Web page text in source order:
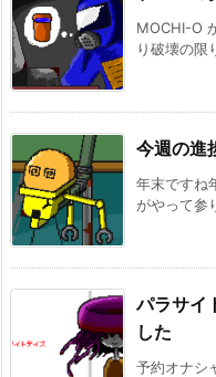
MOCHI-O
り破壊の限
今週の進
年末ですね
がやって参
パラサイ
した
予約オナシ